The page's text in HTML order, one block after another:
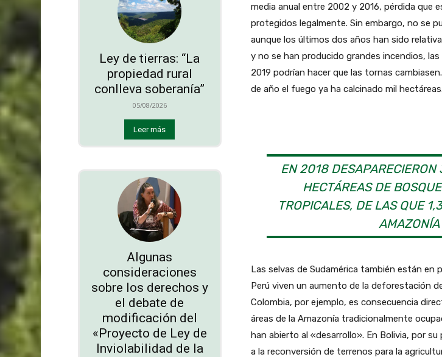
Ley de tierras: “La
propiedad rural
conlleva soberanía”
05/08/2026
Leer más
Algunas
consideraciones
sobre los derechos y
el debate de
modificación del
«Proyecto de Ley de
Inviolabilidad de la
media anual entre 2002 y 2016, pérdida que
protegidos legalmente. Sin embargo, no se
aunque los últimos dos años han sido
y no se han producido grandes incendios,
2019 podrían hacer que las tornas
de año el fuego ya ha calcinado mil hectáreas.
EN 2018 DESAPARECIERON
HECTÁREAS DE
TROPICALES, DE LAS QUE
AMAZONÍA
Las selvas de Sudamérica también están en
Perú viven un aumento de la deforestación
Colombia, por ejemplo, es consecuencia
áreas de la Amazonía tradicionalmente
han abierto al «desarrollo». En Bolivia, por
a la reconversión de terrenos para la